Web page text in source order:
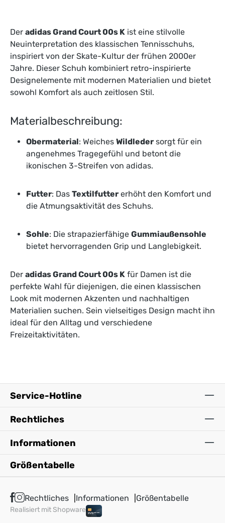
Der adidas Grand Court 00s K ist eine stilvolle
Neuinterpretation des klassischen Tennisschuhs,
inspiriert von der Skate-Kultur der frühen 2000er
Jahre. Dieser Schuh kombiniert retro-inspirierte
Designelemente mit modernen Materialien und bietet
sowohl Komfort als auch zeitlosen Stil.
Materialbeschreibung:
Obermaterial: Weiches Wildleder sorgt für ein
angenehmes Tragegefühl und betont die
ikonischen 3-Streifen von adidas.
Futter: Das Textilfutter erhöht den Komfort und
die Atmungsaktivität des Schuhs.
Sohle: Die strapazierfähige Gummiaußensohle
bietet hervorragenden Grip und Langlebigkeit.
Der adidas Grand Court 00s K für Damen ist die
perfekte Wahl für diejenigen, die einen klassischen
Look mit modernen Akzenten und nachhaltigen
Materialien suchen. Sein vielseitiges Design macht ihn
ideal für den Alltag und verschiedene
Freizeitaktivitäten.
Service-Hotline
Rechtliches
Informationen
Größentabelle
Rechtliches Informationen Größentabelle
Realisiert mit Shopware